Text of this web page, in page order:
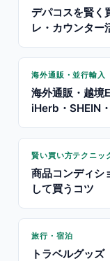
デパコスを賢く
レ・カウンター
海外通販・並行輸入
海外通販・越
iHerb・SHEIN
賢い買い方テクニッ
商品コンディシ
して買うコツ
旅行・宿泊
トラベルグッ